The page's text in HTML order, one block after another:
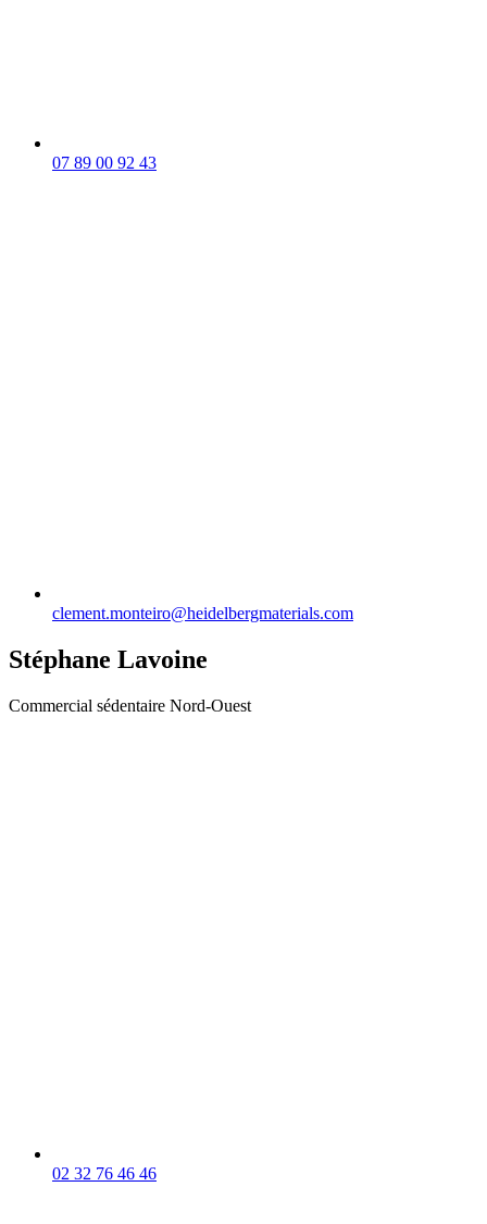
07 89 00 92 43
clement.monteiro​@heidelbergmaterials.com
Stéphane Lavoine
Commercial sédentaire Nord-Ouest
02 32 76 46 46